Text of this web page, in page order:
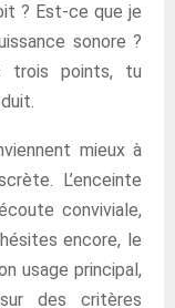
? Est-ce que je
sonore ?
trois points, tu
mieux à
L’enceinte
conviviale,
encore, le
usage principal,
des critères